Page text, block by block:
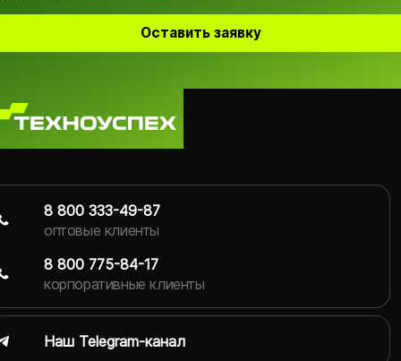
Оставить заявку
8 800 333-49-87
оптовые клиенты
8 800 775-84-17
корпоративные клиенты
Наш Telegram-канал